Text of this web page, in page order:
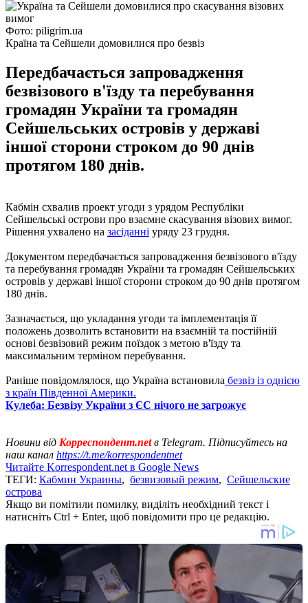
Фото: piligrim.ua
Країна та Сейшели домовилися про безвіз
Передбачається запровадження
безвізового в'їзду та перебування
громадян України та громадян
Сейшельських островів у державі
іншої сторони строком до 90 днів
протягом 180 днів.
Кабмін схвалив проект угоди з урядом Республіки
Сейшельські острови про взаємне скасування візових вимог.
Рішення ухвалено на засіданні уряду 23 грудня.
Документом передбачається запровадження безвізового в'їзду
та перебування громадян України та громадян Сейшельських
островів у державі іншої сторони строком до 90 днів протягом
180 днів.
Зазначається, що укладання угоди та імплементація її
положень дозволить встановити на взаємній та постійній
основі безвізовий режим поїздок з метою в'їзду та
максимальним терміном перебування.
Раніше повідомлялося, що Україна встановила безвіз із однією
з країн Південної Америки.
Кулеба: Безвізу України з ЄС нічого не загрожує
Новини від Корреспондент.netв Telegram. Підписуйтесь на
наш канал https://t.me/korrespondentnet
Читайте Korrespondent.net в Google News
ТЕГИ: Кабмин Украины, безвизовый режим, Сейшельские
острова
Якщо ви помітили помилку, виділіть необхідний текст і
натисніть Ctrl + Enter, щоб повідомити про це редакцію.